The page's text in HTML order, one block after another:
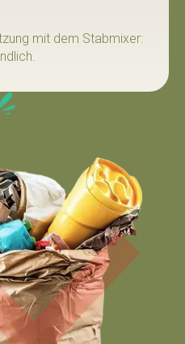
mit dem Stabmixer: